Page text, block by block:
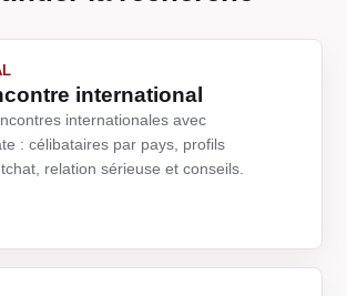
international
internationales avec
: célibataires par pays, profils
relation sérieuse et conseils.